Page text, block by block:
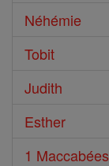
Néhémie
Tobit
Judith
Esther
1 Maccabées